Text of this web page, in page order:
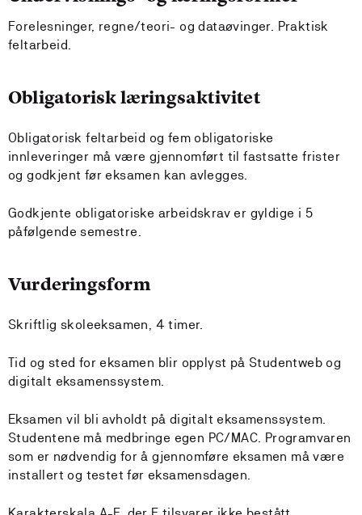
Forelesninger, regne/teori- og dataøvinger. Praktisk
feltarbeid.
Obligatorisk læringsaktivitet
Obligatorisk feltarbeid og fem obligatoriske
innleveringer må være gjennomført til fastsatte frister
og godkjent før eksamen kan avlegges.
Godkjente obligatoriske arbeidskrav er gyldige i 5
påfølgende semestre.
Vurderingsform
Skriftlig skoleeksamen, 4 timer.
Tid og sted for eksamen blir opplyst på Studentweb og
digitalt eksamenssystem.
Eksamen vil bli avholdt på digitalt eksamenssystem.
Studentene må medbringe egen PC/MAC. Programvaren
som er nødvendig for å gjennomføre eksamen må være
installert og testet før eksamensdagen.